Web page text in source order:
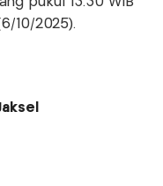
10/2025).